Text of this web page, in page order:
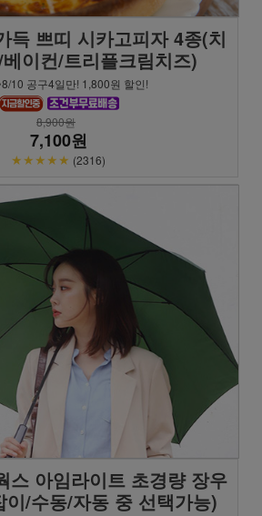
득 쁘띠 시카고피자 4종(치
이컨/트리플크림치즈)
10 공구4일만! 1,800원 할인!
8,900원
7,100원
★★★★★ (2316)
스 아임라이트 초경량 장우
이/수동/자동 중 선택가능)